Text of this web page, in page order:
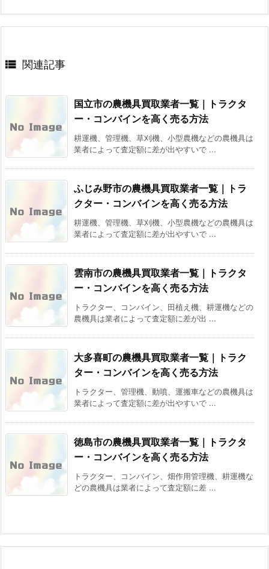
 関連記事
国立市の農機具買取業者一覧｜トラクタ
ー・コンバインを高く売る方法
耕運機、管理機、草刈機、小型農機などの農機具は
業者によって査定額に差が出やすいで ...
ふじみ野市の農機具買取業者一覧｜トラ
クター・コンバインを高く売る方法
耕運機、管理機、草刈機、小型農機などの農機具は
業者によって査定額に差が出やすいで ...
雲南市の農機具買取業者一覧｜トラクタ
ー・コンバインを高く売る方法
トラクター、コンバイン、田植え機、耕運機などの
農機具は業者によって査定額に差が出 ...
大多喜町の農機具買取業者一覧｜トラク
ター・コンバインを高く売る方法
トラクター、管理機、動噴、運搬車などの農機具は
業者によって査定額に差が出やすいで ...
徳島市の農機具買取業者一覧｜トラクタ
ー・コンバインを高く売る方法
トラクター、コンバイン、畑作用管理機、耕運機な
どの農機具は業者によって査定額に差 ...